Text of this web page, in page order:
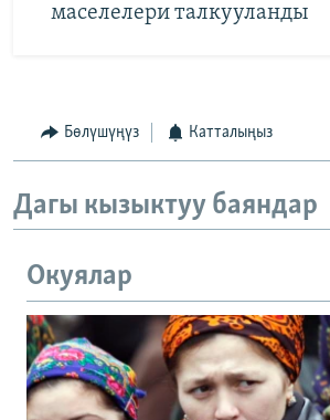
маселелери талкууланды
Бөлүшүңүз Катталыңыз
Дагы кызыктуу баяндар
Окуялар